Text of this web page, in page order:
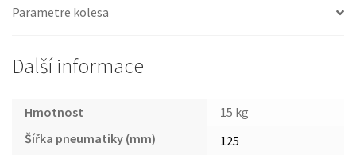
Parametre kolesa
Další informace
Hmotnost
15 kg
Šířka pneumatiky (mm)
125